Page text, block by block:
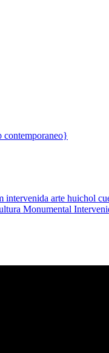
Monumental